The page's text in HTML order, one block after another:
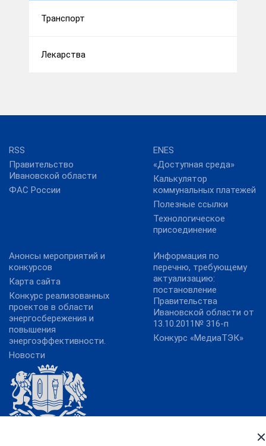
Транспорт
Лекарства
RSS
Правительство
Ивановской области
ФАС России
ENES
«Доступная среда»
Калькулятор
коммунальных платежей
Полезные ссылки
Технологическое
присоединение
Анонсы мероприятий и
конкурсов
Карта сайта
Конкурс реализованных
проектов в области
энергосбережения и
повышения
энергоэффективности.
Новости
Информация по
перечню, требующему
актуализацию:
постановление
Правительства
Ивановской области от
13.10.2011№ 316-п
Конкурс «МедиаТЭК»